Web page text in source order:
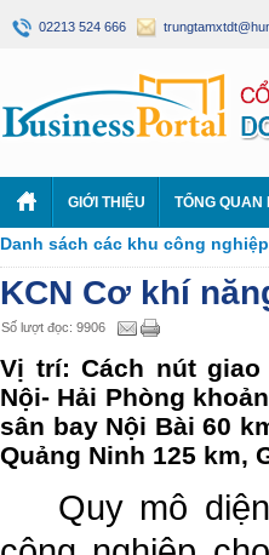
02213 524 666
GIỚI THIỆU TỔNG QUAN
Danh sách các khu công nghiệp
KCN Cơ khí
Số lượt đọc: 9906
Vị trí: Cách nút
Nội- Hải Phòng
sân bay Nội Bài 60
Quảng Ninh 125 km,
Quy mô